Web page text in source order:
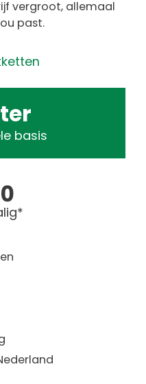
vergroot, allemaal
past.
basis